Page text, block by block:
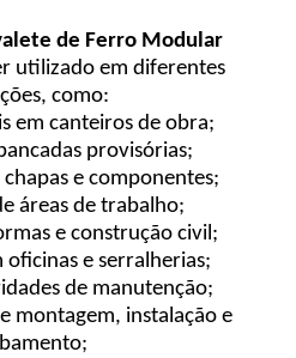
de Ferro Modular
utilizado em diferentes
como:
em canteiros de obra;
provisórias;
e componentes;
áreas de trabalho;
e construção civil;
e serralherias;
de manutenção;
montagem, instalação e